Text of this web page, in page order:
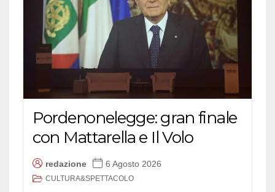
Pordenonelegge: gran finale
con Mattarella e Il Volo
redazione 6 Agosto 2026
CULTURA&SPETTACOLO